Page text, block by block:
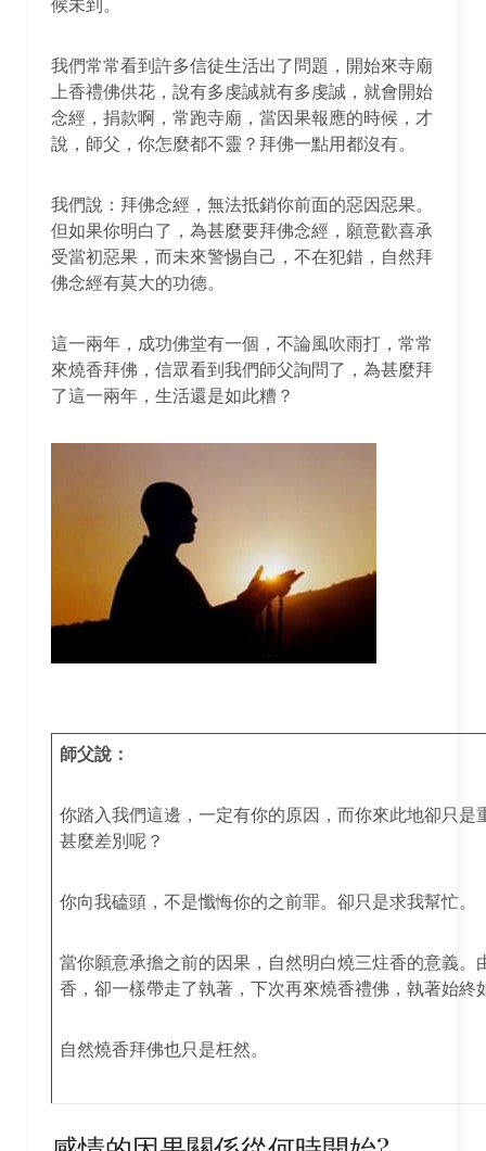
我們常常看到許多信徒生活出了問題，開始來寺廟
上香禮佛供花，說有多虔誠就有多虔誠，就會開始
念經，捐款啊，常跑寺廟，當因果報應的時候，才
說，師父，你怎麼都不靈？拜佛一點用都沒有。
我們說：拜佛念經，無法抵銷你前面的惡因惡果。
但如果你明白了，為甚麼要拜佛念經，願意歡喜承
受當初惡果，而未來警惕自己，不在犯錯，自然拜
佛念經有莫大的功德。
這一兩年，成功佛堂有一個，不論風吹雨打，常常
來燒香拜佛，信眾看到我們師父詢問了，為甚麼拜
了這一兩年，生活還是如此糟？
師父說：
你踏入我們這邊，一定有你的原因，而你來此地卻只
甚麼差別呢？
你向我磕頭，不是懺悔你的之前罪。卻只是求我幫忙。
當你願意承擔之前的因果，自然明白燒三炷香的意義
香，卻一樣帶走了執著，下次再來燒香禮佛，執著始終
自然燒香拜佛也只是枉然。